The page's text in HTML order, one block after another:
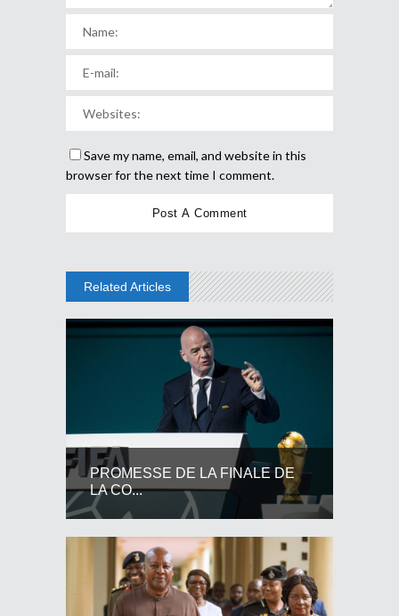
Save my name, email, and website in this
browser for the next time I comment.
Related Articles
PROMESSE DE LA FINALE DE
LA CO...